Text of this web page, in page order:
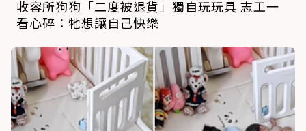
收容所狗狗「二度被退貨」獨自玩玩具 志工一
看心碎：牠想讓自己快樂